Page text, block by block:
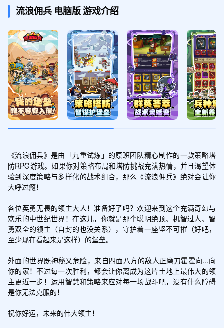
流浪佣兵 电脑版游戏介绍
《流浪佣兵》是由「九重试炼」的原班团队精心制作的一款策略塔
防RPG游戏。如果你对策略布局和塔防挑战充满热情，并且渴望体
验到深度策略与多样化的战术组合，那么《流浪佣兵》绝对会让你
大呼过瘾！
各位英勇无畏的领主大人！准备好了吗？欢迎来到这个充满奇幻与
欢乐的中世纪世界！在这儿，你就是那个聪明绝顶、机智过人、智
勇双全的领主（自封的也没关系），守护着一座坚不可摧（好吧，
至少现在看起来是这样）的堡垒。
外面的世界既神秘又危险，来自四面八方的敌人正磨刀霍霍向...向
你的家！不过每一次胜利，都会让你离成为这片土地上最伟大的领
主更近一步！运用智慧和策略来应对每一场战斗吧，没有什么障碍
是你无法克服的！
祝你好运，未来的伟大领主！